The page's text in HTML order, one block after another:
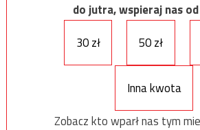
do jutra, wspieraj nas
30 zł
50 zł
Inna kwota
Zobacz kto wparł nas tym